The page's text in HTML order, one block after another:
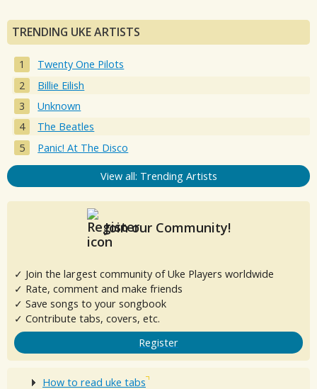
TRENDING UKE ARTISTS
Twenty One Pilots
Billie Eilish
Unknown
The Beatles
Panic! At The Disco
View all: Trending Artists
Join our Community!
✓ Join the largest community of Uke Players worldwide
✓ Rate, comment and make friends
✓ Save songs to your songbook
✓ Contribute tabs, covers, etc.
Register
How to read uke tabs